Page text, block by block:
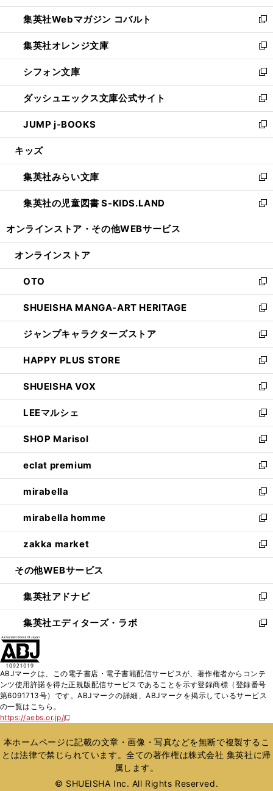
開
く
ウ
で
開
く
ン
ド
ウ
で
開
く
ウ
ィ
ン
ド
ウ
で
開
く
集英社Webマガジン コバルト
新
し
い
ウ
ィ
ン
ド
ウ
で
開
集英社オレンジ文庫
新
し
い
ウ
ィ
ン
ド
ウ
開
く
シフォン文庫
新
し
い
ウ
ィ
ン
ウ
で
開
く
ダッシュエックス文庫公式サイト
新
し
い
ウ
ン
ド
ウ
で
JUMP j-BOOKS
新
し
ウ
ィ
ン
ド
開
キッズ
集英社みらい文庫
新
し
い
ン
ウ
で
開
く
集英社の児童図書 S-KIDS.LAND
新
ウ
ン
ド
ウ
で
開
く
オンラインストア・ その他WEBサービス
オンラインストア
OTO
新
し
い
ウ
ィ
ン
ド
ウ
で
開
く
SHUEISHA MANGA-ART HERITAGE
新
し
い
ウ
ィ
ン
ド
ウ
で
開
く
ジャンプキャラクターズストア
新
し
い
ウ
ィ
ン
ド
ウ
で
開
く
HAPPY PLUS STORE
新
し
い
ウ
ィ
ン
ド
ウ
で
開
く
SHUEISHA VOX
新
し
い
ウ
ィ
ン
ド
ウ
で
開
く
LEEマルシェ
新
し
い
ウ
ィ
ン
ド
ウ
で
開
く
SHOP Marisol
新
し
い
ウ
ィ
ン
ド
ウ
で
開
eclat premium
新
し
い
ウ
ィ
ン
ド
ウ
開
く
mirabella
新
し
い
ウ
ィ
ン
ウ
で
開
く
mirabella homme
新
し
い
ウ
ン
ド
ウ
で
zakka market
新
し
ウ
ィ
ン
ド
く
その他WEBサービス
集英社アドナビ
新
し
い
ド
ウ
で
集英社エディターズ・ラボ
新
ィ
ン
ド
開
く
ABJマークは、この電子書店・電子書籍配信サービスが、著作権者からコンテ
ンツ使用許諾を得た正規版配信サービスであることを示す登録商標（登録番号
第6091713号）です。ABJマークの詳細、ABJマークを掲示しているサービス
の一覧はこちら。
https://aebs.or.jp/
新
い
ウ
ィ
ウ
本ホームページに記載の文章・画像・写真などを無断で複製するこ
とは法律で禁じられています。全ての著作権は株式会社 集英社に帰
属します。
© SHUEISHA Inc. All Rights Reserved.